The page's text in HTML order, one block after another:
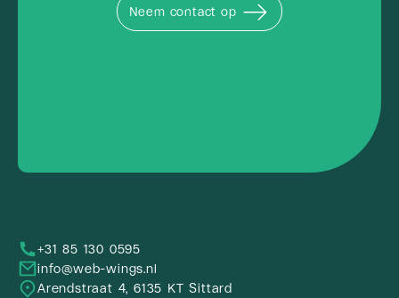
Neem contact op
+31 85 130 0595
info@web-wings.nl
Arendstraat 4, 6135 KT Sittard